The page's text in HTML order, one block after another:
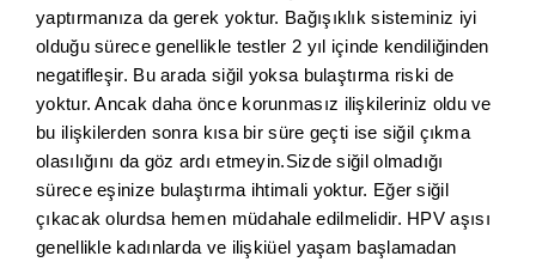
yaptırmanıza da gerek yoktur. Bağışıklık sisteminiz iyi
olduğu sürece genellikle testler 2 yıl içinde kendiliğinden
negatifleşir. Bu arada siğil yoksa bulaştırma riski de
yoktur. Ancak daha önce korunmasız ilişkileriniz oldu ve
bu ilişkilerden sonra kısa bir süre geçti ise siğil çıkma
olasılığını da göz ardı etmeyin.Sizde siğil olmadığı
sürece eşinize bulaştırma ihtimali yoktur. Eğer siğil
çıkacak olurdsa hemen müdahale edilmelidir. HPV aşısı
genellikle kadınlarda ve ilişkiüel yaşam başlamadan